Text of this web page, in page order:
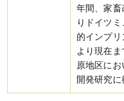
年間、家畜
りドイツ
的インプ
より現在
原地区に
開発研究に